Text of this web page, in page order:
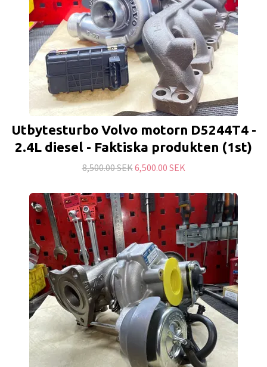
Utbytesturbo Volvo motorn D5244T4 -
2.4L diesel - Faktiska produkten (1st)
8,500.00 SEK6,500.00 SEK